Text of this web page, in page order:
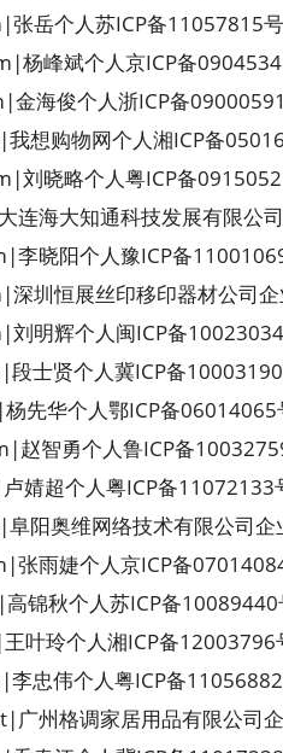
岳个人苏ICP备11057815
杨峰斌个人京ICP备
海俊个人浙ICP备
想购物网个人湘ICP备
刘晓略个人粤ICP备
海大知通科技发展有限公
李晓阳个人豫ICP备
圳恒展丝印移印器材公司
明辉个人闽ICP备
士贤个人冀ICP备
先华个人鄂ICP备06014065
赵智勇个人鲁ICP备
婧超个人粤ICP备11072133
阳奥维网络技术有限公司企
张雨婕个人京ICP备
锦秋个人苏ICP备10089440
叶玲个人湘ICP备12003796
忠伟个人粤ICP备
州格调家居用品有限公司